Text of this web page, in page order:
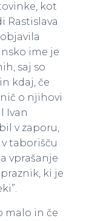
kot
Rastislava
ime je
saj so
kdaj, če
o njihovi
Ivan
v zaporu,
taborišču
vprašanje
ki je
malo in če